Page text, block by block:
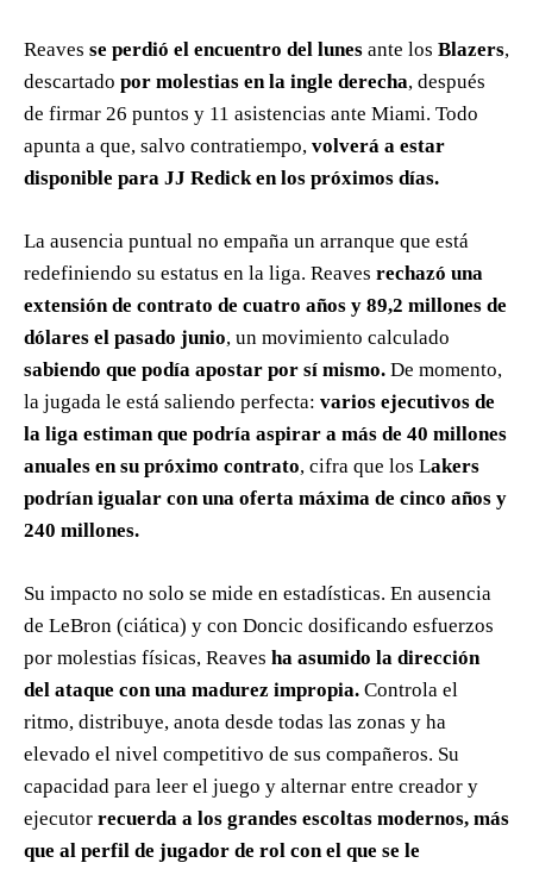
Reaves se perdió el encuentro del lunes ante los Blazers,
descartado por molestias en la ingle derecha, después
de firmar 26 puntos y 11 asistencias ante Miami. Todo
apunta a que, salvo contratiempo, volverá a estar
disponible para JJ Redick en los próximos días.
La ausencia puntual no empaña un arranque que está
redefiniendo su estatus en la liga. Reaves rechazó una
extensión de contrato de cuatro años y 89,2 millones de
dólares el pasado junio, un movimiento calculado
sabiendo que podía apostar por sí mismo. De momento,
la jugada le está saliendo perfecta: varios ejecutivos de
la liga estiman que podría aspirar a más de 40 millones
anuales en su próximo contrato, cifra que los Lakers
podrían igualar con una oferta máxima de cinco años y
240 millones.
Su impacto no solo se mide en estadísticas. En ausencia
de LeBron (ciática) y con Doncic dosificando esfuerzos
por molestias físicas, Reaves ha asumido la dirección
del ataque con una madurez impropia. Controla el
ritmo, distribuye, anota desde todas las zonas y ha
elevado el nivel competitivo de sus compañeros. Su
capacidad para leer el juego y alternar entre creador y
ejecutor recuerda a los grandes escoltas modernos, más
que al perfil de jugador de rol con el que se le